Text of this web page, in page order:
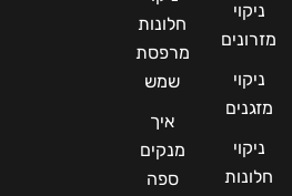
ניקוי
מזרונים
ניקוי
מזגנים
ניקוי
חלונות
חלונות
מרפסת
שמש
איך
מנקים
ספה